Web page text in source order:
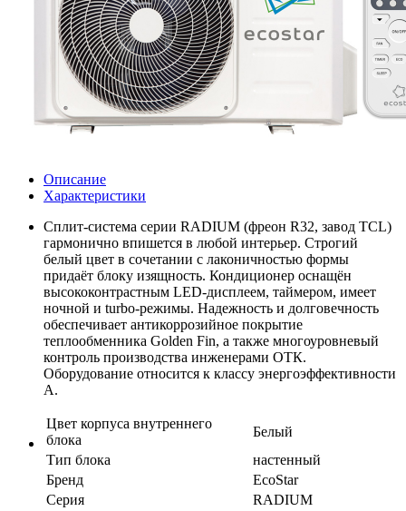
Описание
Характеристики
Сплит-система серии RADIUM (фреон R32, завод TCL)
гармонично впишется в любой интерьер. Строгий
белый цвет в сочетании с лаконичностью формы
придаёт блоку изящность. Кондиционер оснащён
высококонтрастным LED-дисплеем, таймером, имеет
ночной и turbo-режимы. Надежность и долговечность
обеспечивает антикоррозийное покрытие
теплообменника Golden Fin, а также многоуровневый
контроль производства инженерами ОТК.
Оборудование относится к классу энергоэффективности
А.
Цвет корпуса внутреннего
блока
Белый
Тип блока
настенный
Бренд
EcoStar
Серия
RADIUM